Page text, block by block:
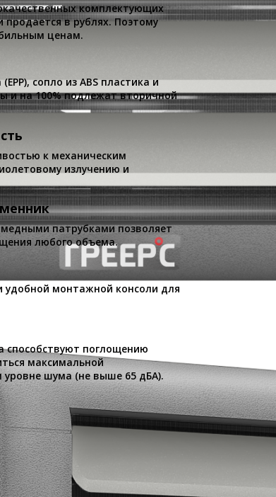
комплектующих
в рублях. Поэтому
ценам.
сопло из ABS пластика и
и на 100% подлежат вторичной
к механическим
излучению и
патрубками позволяет
любого объема.
удобной монтажной консоли для
способствуют поглощению
максимальной
шума (не выше 65 дБА).
6,9 — 13,5